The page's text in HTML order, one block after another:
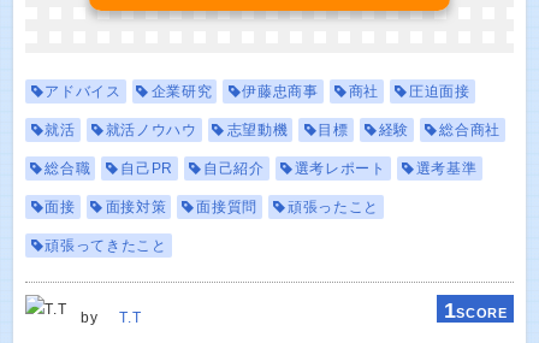
アドバイス 企業研究 伊藤忠商事 商社 圧迫面接
就活 就活ノウハウ 志望動機 目標 経験 総合商社
総合職 自己PR 自己紹介 選考レポート 選考基準
面接 面接対策 面接質問 頑張ったこと
頑張ってきたこと
by T.T 1SCORE